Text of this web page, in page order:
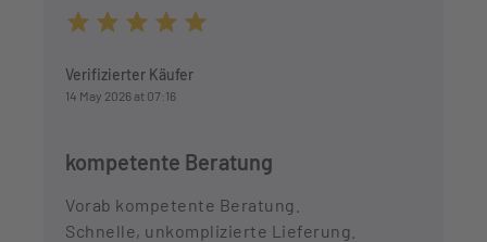
Verifizierter Käufer
14 May 2026 at 07:16
kompetente Beratung
Vorab kompetente Beratung.
Schnelle, unkomplizierte Lieferung.